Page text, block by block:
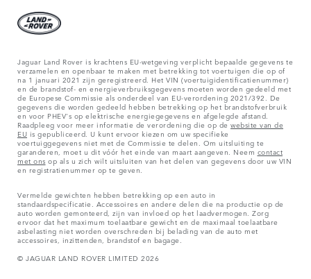
Jaguar Land Rover is krachtens EU-wetgeving verplicht bepaalde gegevens te
verzamelen en openbaar te maken met betrekking tot voertuigen die op of
na 1 januari 2021 zijn geregistreerd. Het VIN (voertuigidentificatienummer)
en de brandstof- en energieverbruiksgegevens moeten worden gedeeld met
de Europese Commissie als onderdeel van EU-verordening 2021/392. De
gegevens die worden gedeeld hebben betrekking op het brandstofverbruik
en voor PHEV's op elektrische energiegegevens en afgelegde afstand.
Raadpleeg voor meer informatie de verordening die op dewebsite van de
EU is gepubliceerd. U kunt ervoor kiezen om uw specifieke
voertuiggegevens niet met de Commissie te delen. Om uitsluiting te
garanderen, moet u dit vóór het einde van maart aangeven. Neem contact
met ons op als u zich wilt uitsluiten van het delen van gegevens door uw VIN
en registratienummer op te geven.
Vermelde gewichten hebben betrekking op een auto in
standaardspecificatie. Accessoires en andere delen die na productie op de
auto worden gemonteerd, zijn van invloed op het laadvermogen. Zorg
ervoor dat het maximum toelaatbare gewicht en de maximaal toelaatbare
asbelasting niet worden overschreden bij belading van de auto met
accessoires, inzittenden, brandstof en bagage.
© JAGUAR LAND ROVER LIMITED 2026